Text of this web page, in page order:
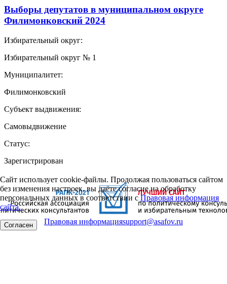
Выборы депутатов в муниципальном округе
Филимонковский 2024
Избирательный округ:
Избирательный округ № 1
Муниципалитет:
Филимонковский
Субъект выдвижения:
Самовыдвижение
Статус:
Зарегистрирован
Сайт использует cookie-файлы. Продолжая пользоваться сайтом
без изменения настроек, вы даёте согласие на обработку
персональных данных в соответствии сПравовая информация
сайта.
Согласен Правовая информацияsupport@asafov.ru